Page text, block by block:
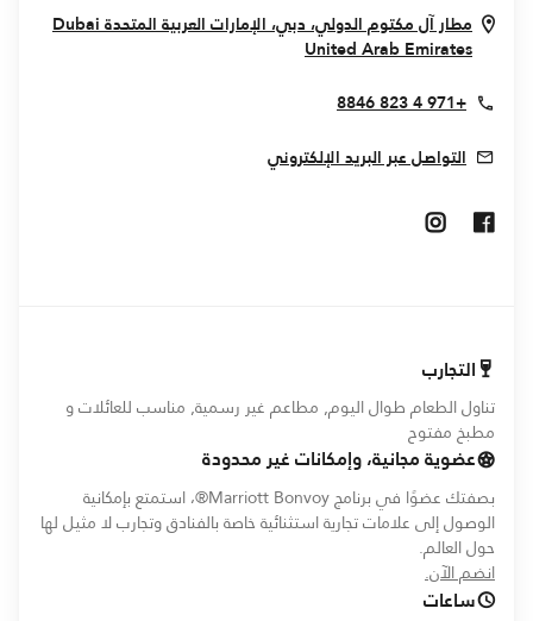
مطار آل مكتوم الدولي، دبي، الإمارات العربية المتحدةDubai
United Arab Emirates
Opens In New Window
+971 4 823 8846
التواصل عبر البريد الإلكتروني
Opens In New Window
التجارب
تناول الطعام طوال اليوم, مطاعم غير رسمية, مناسب للعائلات و
مطبخ مفتوح
عضوية مجانية، وإمكانات غير محدودة
بصفتك عضوًا في برنامج Marriott Bonvoy®، استمتع بإمكانية
الوصول إلى علامات تجارية استثنائية خاصة بالفنادق وتجارب لا مثيل لها
حول العالم.
انضم الآن.
ساعات